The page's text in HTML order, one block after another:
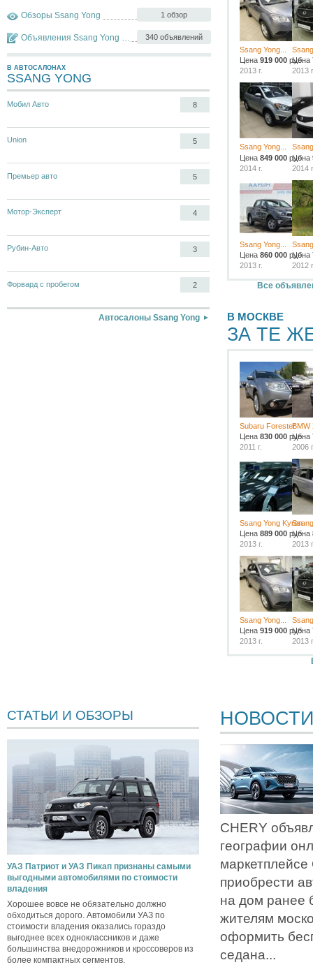
1 обзор
Обзоры Ssang Yong
340 объявлений
Объявления Ssang Yong Actyon
В АВТОСАЛОНАХ
SSANG YONG
Мобил Авто 8
Union 5
Премьер авто 5
Мотор-Эксперт 4
Рубин-Авто 3
Форвард с пробегом 2
Автосалоны Ssang Yong
Ssang Yong...
Цена 919 000 руб.
2013 г.
Цена
2013
Ssang Yong...
Цена 849 000 руб.
2014 г.
Цена
2014
Ssang Yong...
Цена 860 000 руб.
2013 г.
Цена
2012
Все
В МОСКВЕ
ЗА ТЕ
Subaru Forester
Цена 830 000 руб.
2011 г.
BMW
Цена
2006
Ssang Yong Kyron
Цена 889 000 руб.
2013 г.
Цена
2013
Ssang Yong...
Цена 919 000 руб.
2013 г.
Цена
2013
СТАТЬИ И ОБЗОРЫ
УАЗ Патриот и УАЗ Пикап признаны самыми
выгодными автомобилями по стоимости
владения
Хорошее вовсе не обязательно должно
обходиться дорого. Автомобили УАЗ по
стоимости владения оказались гораздо
выгоднее всех одноклассников и даже
большинства внедорожников и кроссоверов из
более компактных сегментов.
НОВОСТИ
CHERY
географии
приобрести
на дом ранее
жителям
оформить
седана...